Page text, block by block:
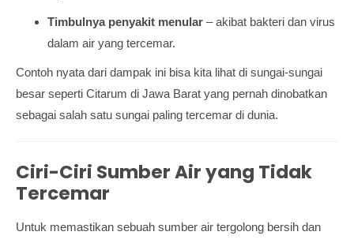
Timbulnya penyakit menular – akibat bakteri dan virus
dalam air yang tercemar.
Contoh nyata dari dampak ini bisa kita lihat di sungai-sungai
besar seperti Citarum di Jawa Barat yang pernah dinobatkan
sebagai salah satu sungai paling tercemar di dunia.
Ciri-Ciri Sumber Air yang Tidak
Tercemar
Untuk memastikan sebuah sumber air tergolong bersih dan